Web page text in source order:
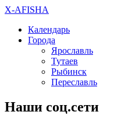
X-AFISHA
Календарь
Города
Ярославль
Тутаев
Рыбинск
Переславль
Наши соц.сети